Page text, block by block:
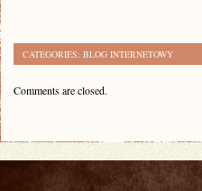
CATEGORIES: BLOG INTERNETOWY
Comments are closed.